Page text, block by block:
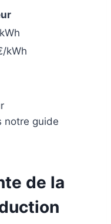
kWh
notre guide
de la